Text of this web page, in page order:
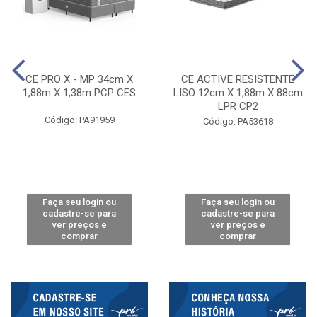
CE PRO X - MP 34cm X
1,88m X 1,38m PCP CES
Código: PA91959
Faça seu login ou
cadastre-se para
ver preços e
comprar
CE ACTIVE RESISTENTE
LISO 12cm X 1,88m X 88cm
LPR CP2
Código: PA53618
Faça seu login ou
cadastre-se para
ver preços e
comprar